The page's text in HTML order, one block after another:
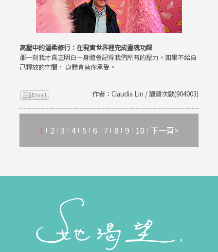
高壓中的溫柔修行：在現實世界裡完成靈魂功課
那一刻我才真正明白－身體會記得我們所有的壓力。如果不給自
己釋放的空間， 身體會替你承受。
作者：Claudia Lin / 瀏覽次數(904003)
1 2 3 4 5 6 7 8 9 10 下一頁>